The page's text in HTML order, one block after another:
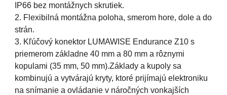
IP66 bez montážnych skrutiek.
2. Flexibilná montážna poloha, smerom hore, dole a do
strán.
3. Kľúčový konektor LUMAWISE Endurance Z10 s
priemerom základne 40 mm a 80 mm a rôznymi
kopulami (35 mm, 50 mm).Základy a kupoly sa
kombinujú a vytvárajú kryty, ktoré prijímajú elektroniku
na snímanie a ovládanie v náročných vonkajších